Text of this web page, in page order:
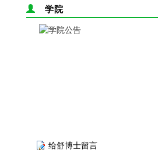
学院
给舒博士留言